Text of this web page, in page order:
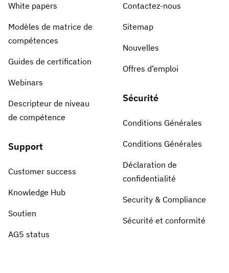
White papers
Modèles de matrice de
compétences
Guides de certification
Webinars
Descripteur de niveau
de compétence
Support
Customer success
Knowledge Hub
Soutien
AG5 status
Contactez-nous
Sitemap
Nouvelles
Offres d’emploi
Sécurité
Conditions Générales
Conditions Générales
Déclaration de
confidentialité
Security & Compliance
Sécurité et conformité